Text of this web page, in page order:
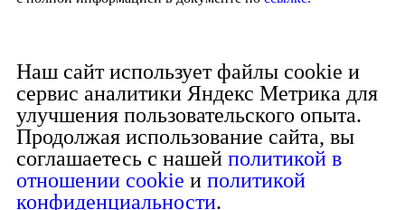
Наш сайт использует файлы cookie и
сервис аналитики Яндекс Метрика для
улучшения пользовательского опыта.
Продолжая использование сайта, вы
соглашаетесь с нашей политикой в
отношении cookie и политикой
конфиденциальности.